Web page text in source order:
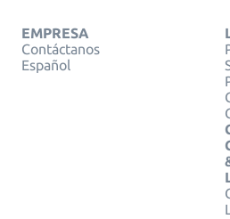
EMPRESA
Contáctanos
Español